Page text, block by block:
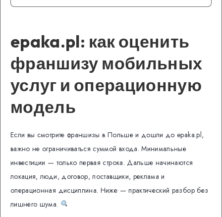
epaka.pl: как оценить
франшизу мобильных
услуг и операционную
модель
Если вы смотрите франшизы в Польше и дошли до epaka.pl,
важно не ограничиваться суммой входа. Минимальные
инвестиции — только первая строка. Дальше начинаются
локация, люди, договор, поставщики, реклама и
операционная дисциплина. Ниже — практический разбор без
лишнего шума.